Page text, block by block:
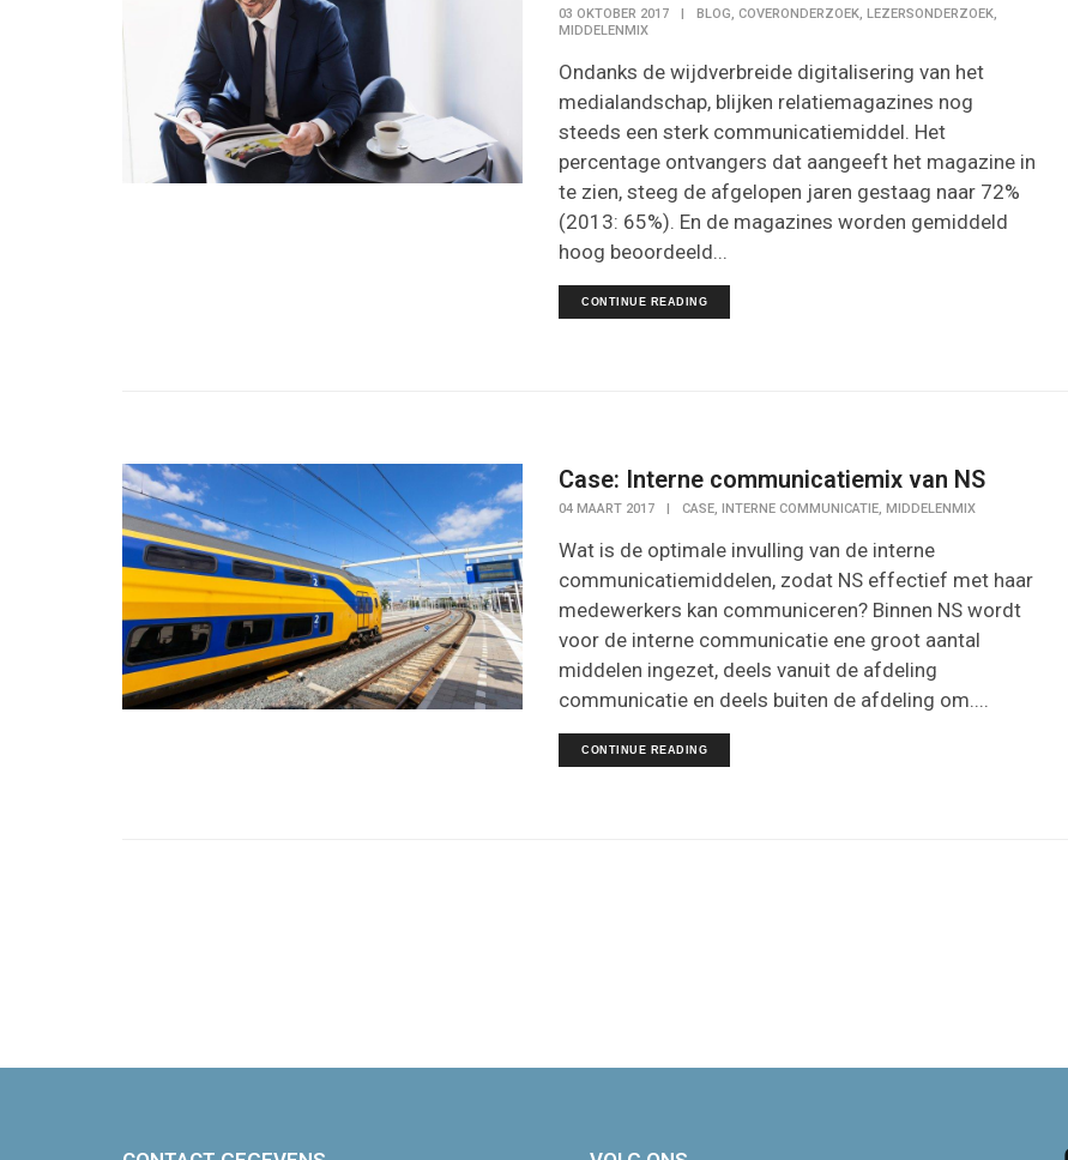
03 OKTOBER 2017 BLOG, COVERONDERZOEK,LEZERSONDERZOEK,
MIDDELENMIX
Ondanks de wijdverbreide digitalisering van het
medialandschap, blijken relatiemagazines nog
steeds een sterk communicatiemiddel. Het
percentage ontvangers dat aangeeft het magazine in
te zien, steeg de afgelopen jaren gestaag naar 72%
(2013: 65%). En de magazines worden gemiddeld
hoog beoordeeld...
CONTINUE READING
Case: Interne communicatiemix van NS
04 MAART 2017 CASE, INTERNE COMMUNICATIE,MIDDELENMIX
Wat is de optimale invulling van de interne
communicatiemiddelen, zodat NS effectief met haar
medewerkers kan communiceren? Binnen NS wordt
voor de interne communicatie ene groot aantal
middelen ingezet, deels vanuit de afdeling
communicatie en deels buiten de afdeling om....
CONTINUE READING